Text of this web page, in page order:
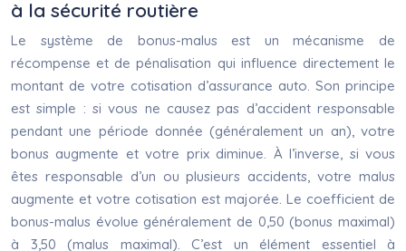
à la sécurité routière
Le système de bonus-malus est un mécanisme de
récompense et de pénalisation qui influence directement le
montant de votre cotisation d’assurance auto. Son principe
est simple : si vous ne causez pas d’accident responsable
pendant une période donnée (généralement un an), votre
bonus augmente et votre prix diminue. À l’inverse, si vous
êtes responsable d’un ou plusieurs accidents, votre malus
augmente et votre cotisation est majorée. Le coefficient de
bonus-malus évolue généralement de 0,50 (bonus maximal)
à 3,50 (malus maximal). C’est un élément essentiel à